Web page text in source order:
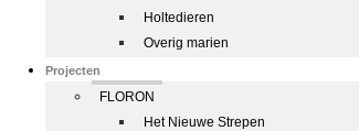
Holtedieren
Overig marien
Projecten
FLORON
Het Nieuwe Strepen